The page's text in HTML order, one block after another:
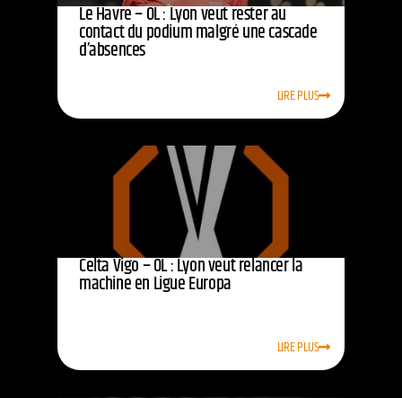
Le Havre – OL : Lyon veut rester au
contact du podium malgré une cascade
d’absences
LIRE PLUS
Celta Vigo – OL : Lyon veut relancer la
machine en Ligue Europa
LIRE PLUS